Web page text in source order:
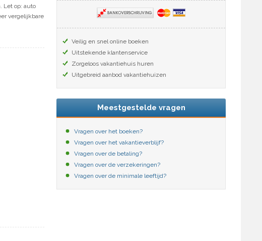
Let op: auto
vergelijkbare
Veilig en snel online boeken
Uitstekende klantenservice
Zorgeloos vakantiehuis huren
Uitgebreid aanbod vakantiehuizen
Meestgestelde vragen
Vragen over het boeken?
Vragen over het vakantieverblijf?
Vragen over de betaling?
Vragen over de verzekeringen?
Vragen over de minimale leeftijd?